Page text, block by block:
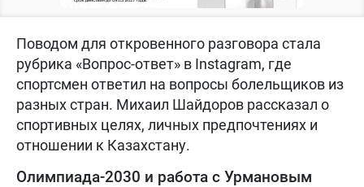
Поводом для откровенного разговора стала
рубрика «Вопрос-ответ» в Instagram, где
спортсмен ответил на вопросы болельщиков из
разных стран. Михаил Шайдоров рассказал о
спортивных целях, личных предпочтениях и
отношении к Казахстану.
Олимпиада-2030 и работа с Урмановым